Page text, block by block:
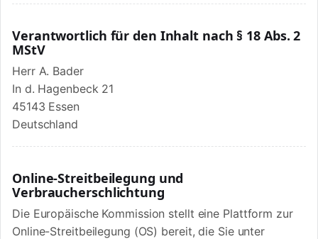
Verantwortlich für den Inhalt nach § 18 Abs. 2
MStV
Herr A. Bader
In d. Hagenbeck 21
45143 Essen
Deutschland
Online-Streitbeilegung und
Verbraucherschlichtung
Die Europäische Kommission stellt eine Plattform zur
Online-Streitbeilegung (OS) bereit, die Sie unter